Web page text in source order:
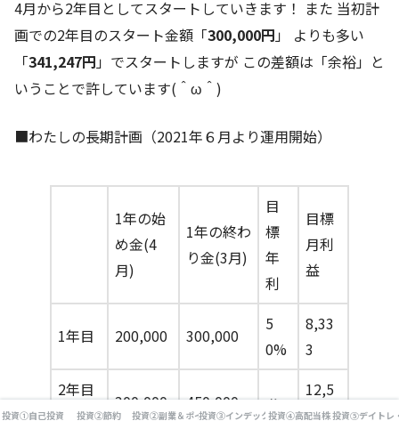
4月から2年目としてスタートしていきます！ また 当初計
画での2年目のスタート金額「300,000円」 よりも多い
「341,247円」でスタートしますが この差額は「余裕」と
いうことで許しています(＾ω＾)
■わたしの長期計画（2021年６月より運用開始）
1年の始
め金(4
月)
1年の終わ
り金(3月)
目
標
年
利
目標
月利
益
1年目 200,000 300,000
5
0%
8,33
3
2年目
（今）
300,000 450,000 〃
12,5
00
投資①自己投資 投資②節約 投資②副業＆ポイ活投資③インデックス投資投資④高配当株投資⑤デイトレ